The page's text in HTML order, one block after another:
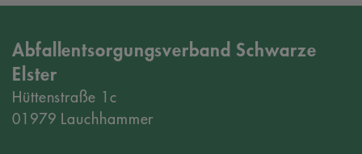
Abfallentsorgungsverband Schwarze
Elster
Hüttenstraße 1c
01979 Lauchhammer